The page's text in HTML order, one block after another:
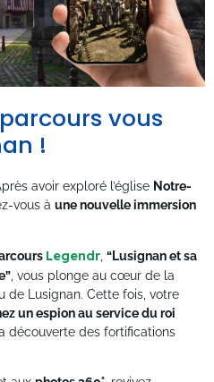
vous
!
avoir exploré l’église Notre-
vous à une nouvelle immersion
Legendr “Lusignan et sa
, vous plonge au cœur de la
Lusignan. Cette fois, votre
un espion au service du roi
découverte des fortifications